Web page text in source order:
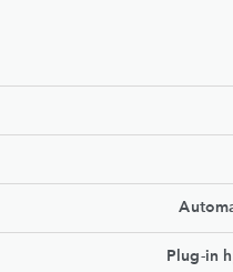
Plug-in